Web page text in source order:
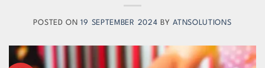
POSTED ON19 SEPTEMBER 2024 BYATNSOLUTIONS